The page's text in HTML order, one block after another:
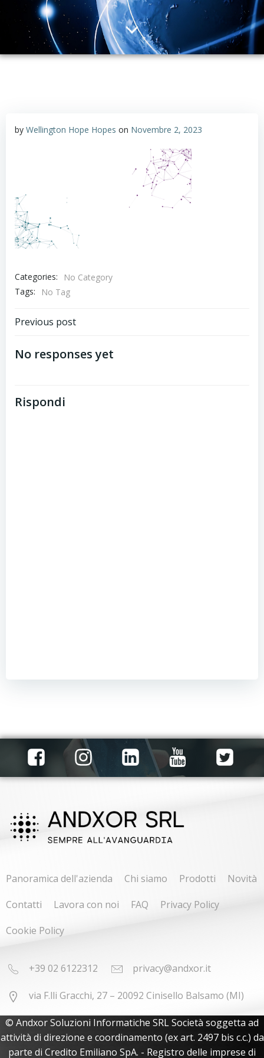
by Wellington Hope Hopes on Novembre 2, 2023
Categories:
No Category
Tags:
No Tag
Post
navigation
Previous post
No responses yet
Rispondi
Panoramica dell'azienda Chi siamo Prodotti
Novità
Contatti
Lavora con noi FAQ
Privacy Policy
Cookie Policy
+39 02 6122312 privacy@andxor.it
via F.lli Gracchi, 27 – 20092 Cinisello Balsamo (MI)
© Andxor Soluzioni Informatiche SRL Società soggetta ad
attività di direzione e coordinamento (ex art. 2497 bis c.c.) da
parte di Credito Emiliano SpA. - Registro delle imprese di